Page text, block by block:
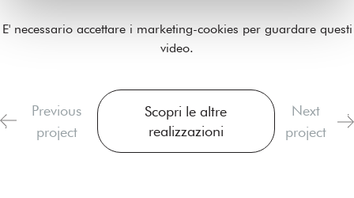
E' necessario accettare i marketing-cookies per guardare questi
video.
Previous
project
Scopri le altre
realizzazioni
Next
project